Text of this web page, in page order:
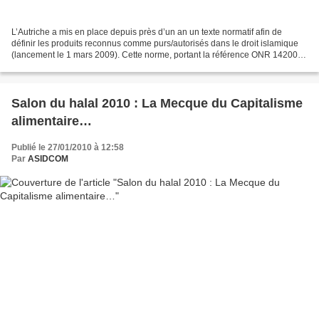
L’Autriche a mis en place depuis près d’un an un texte normatif afin de
définir les produits reconnus comme purs/autorisés dans le droit islamique
(lancement le 1 mars 2009). Cette norme, portant la référence ONR 142000,
Salon du halal 2010 : La Mecque du Capitalisme
alimentaire…
Publié le 27/01/2010 à 12:58
Par ASIDCOM